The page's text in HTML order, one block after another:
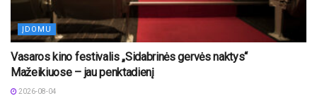
ĮDOMU
Vasaros kino festivalis „Sidabrinės gervės naktys“
Mažeikiuose – jau penktadienį
2026-08-04